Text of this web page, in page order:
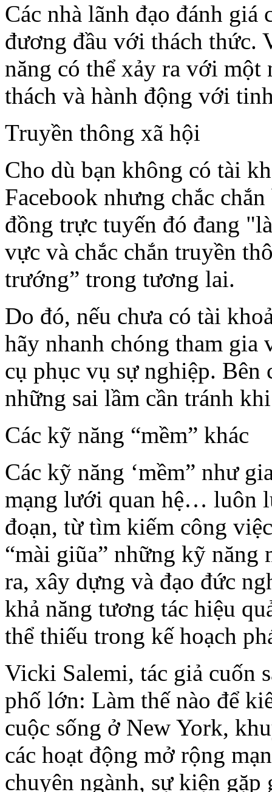
Các nhà lãnh đạo đánh giá
đương đầu với thách thức.
năng có thể xảy ra với một
thách và hành động với
Truyền thông xã hội
Cho dù bạn không có tài
Facebook nhưng chắc
đồng trực tuyến đó đang
vực và chắc chắn truyền
trướng” trong tương lai.
Do đó, nếu chưa có tài
hãy nhanh chóng tham gia
cụ phục vụ sự nghiệp. Bên
những sai lầm cần tránh
Các kỹ năng “mềm” khác
Các kỹ năng ‘mềm” như
mạng lưới quan hệ… luôn
đoạn, từ tìm kiếm công
“mài giũa” những kỹ
ra, xây dựng và đạo đức
khả năng tương tác hiệu
thể thiếu trong kế hoạch
Vicki Salemi, tác giả cuốn
phố lớn: Làm thế nào để
cuộc sống ở New York,
các hoạt động mở rộng
chuyên ngành, sự kiện